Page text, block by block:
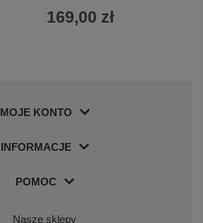
169,00 zł
MOJE KONTO
INFORMACJE
POMOC
Nasze sklepy